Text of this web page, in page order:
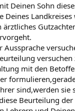
Deinen Sohn
Deines Landkreises
versuchen
mit den
sind,werden sie
Beurteilung